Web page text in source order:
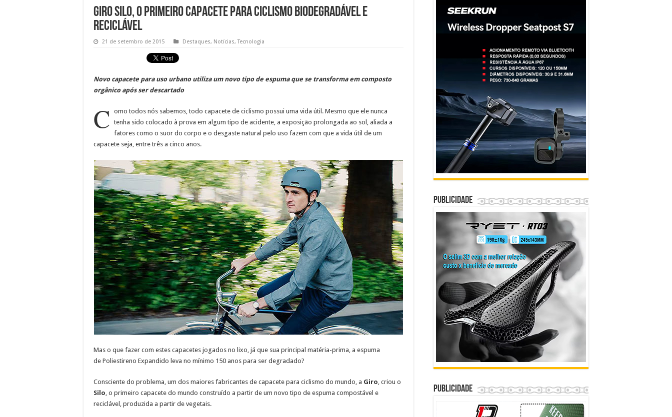
Giro Silo, o primeiro capacete para ciclismo biodegradável e
reciclável
21 de setembro de 2015 Destaques, Notícias,Tecnologia
Novo capacete para uso urbano utiliza um novo tipo de espuma que se transforma em composto
orgânico após ser descartado
C omo todos nós sabemos, todo capacete de ciclismo possui uma vida útil. Mesmo que ele nunca
tenha sido colocado à prova em algum tipo de acidente, a exposição prolongada ao sol, aliada a
fatores como o suor do corpo e o desgaste natural pelo uso fazem com que a vida útil de um
capacete seja, entre três a cinco anos.
Mas o que fazer com estes capacetes jogados no lixo, já que sua principal matéria-prima, a espuma
de Poliestireno Expandido leva no mínimo 150 anos para ser degradado?
Consciente do problema, um dos maiores fabricantes de capacete para ciclismo do mundo, a Giro , criou o
Silo , o primeiro capacete do mundo construído a partir de um novo tipo de espuma compostável e
reciclável, produzida a partir de vegetais.
Publicidade
Publicidade